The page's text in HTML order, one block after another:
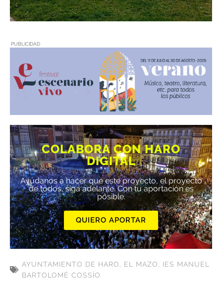
PUBLICIDAD
COLABORA CON HARO
DIGITAL
Ayúdanos a hacer que este proyecto, el proyecto
de todos, siga adelante. Con tu aportación es
posible.
QUIERO APORTAR
AYUNTAMIENTO DE HARO, EL MAZO, IES MANUEL
BARTOLOMÉ COSSÍO